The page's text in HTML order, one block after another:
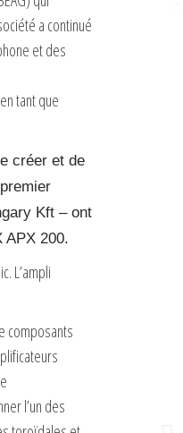
a continué
et des
tant que
créer et de
Kft – ont
APX 200.
L’ampli
composants
l’un des